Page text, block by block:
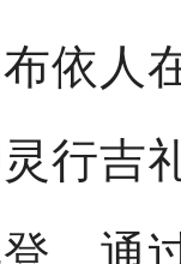
依人
行吉